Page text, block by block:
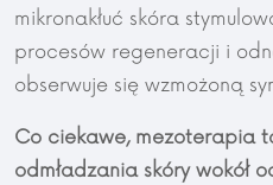
mikronakłuć skóra
procesów regeneracji i
obserwuje się wzmożoną
Co ciekawe, mezoterapia
odmładzania skóry wokół